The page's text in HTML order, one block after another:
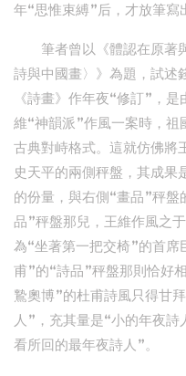
年“思惟束縛”后，才放筆寫
筆者曾以《體認在原
詩與中國畫〉》為題，試述
《詩畫》作年夜“修訂”，
維“神韻派”作風一案時，
古典對峙格式。這就仿佛將
史天平的兩側秤盤，其成果
的份量，與右側“畫品”秤
品”秤盤那兒，王維作風之
為“坐著第一把交椅”的首
甫”的“詩品”秤盤那則恰好
鷙奧博”的杜甫詩風只得甘
人”，充其量是“小的年夜
看所回的最年夜詩人”。